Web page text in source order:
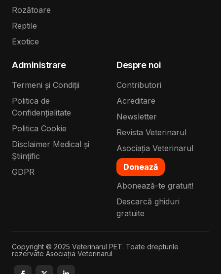
Rozătoare
Reptile
Exotice
Administrare
Termeni și Condiții
Politica de
Confidențialitate
Politica Cookie
Disclaimer Medical și
Științific
GDPR
Despre noi
Contributori
Acreditare
Newsletter
Revista Veterinarul
Asociația Veterinarul
Donează
Abonează-te gratuit!
Descarcă ghiduri
gratuite
Copyright © 2025 Veterinarul PET. Toate drepturile
rezervate Asociația Veterinarul